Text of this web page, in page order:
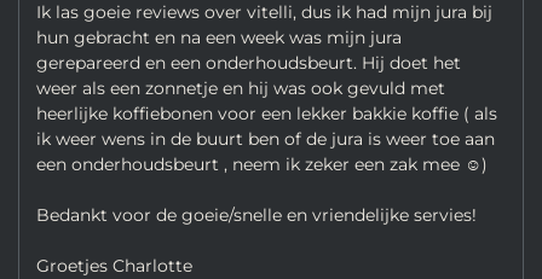
Ik las goeie reviews over vitelli, dus ik had mijn jura bij
hun gebracht en na een week was mijn jura
gerepareerd en een onderhoudsbeurt. Hij doet het
weer als een zonnetje en hij was ook gevuld met
heerlijke koffiebonen voor een lekker bakkie koffie ( als
ik weer wens in de buurt ben of de jura is weer toe aan
een onderhoudsbeurt , neem ik zeker een zak mee ☺️)
Bedankt voor de goeie/snelle en vriendelijke servies!
Groetjes Charlotte